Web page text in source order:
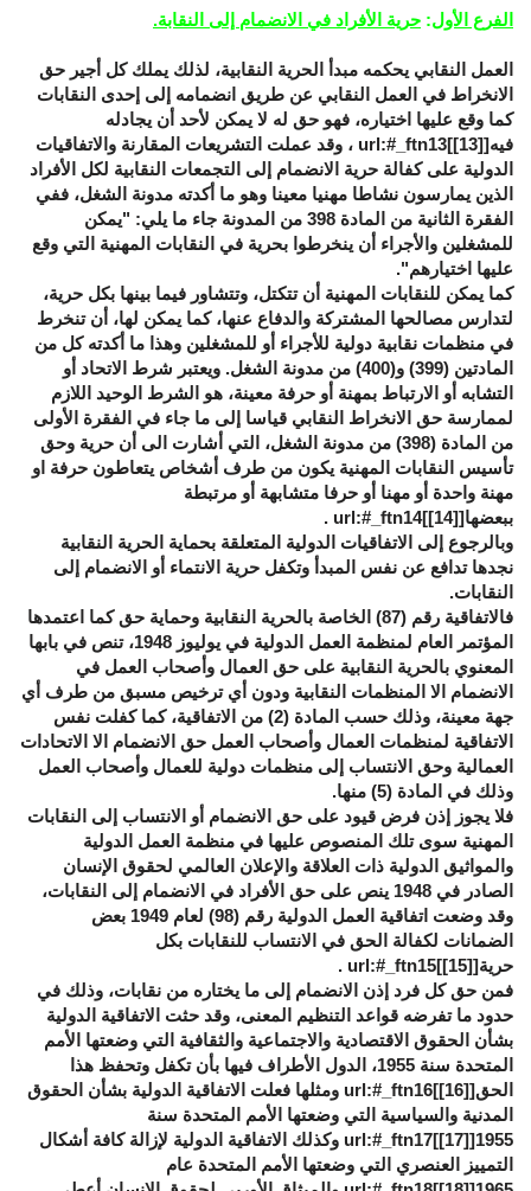
الفرع الأول: حرية الأفراد في الانضمام إلى النقابة.
العمل النقابي يحكمه مبدأ الحرية النقابية، لذلك يملك كل أجير حق
الانخراط في العمل النقابي عن طريق انضمامه إلى إحدى النقابات
كما وقع عليها اختياره، فهو حق له لا يمكن لأحد أن يجادله
فيه[[13]
]url:#_ftn13 ، وقد عملت التشريعات المقارنة والاتفاقيات
الدولية على كفالة حرية الانضمام إلى التجمعات النقابية لكل الأفراد
الذين يمارسون نشاطا مهنيا معينا وهو ما أكدته مدونة الشغل، ففي
الفقرة الثانية من المادة 398 من المدونة جاء ما يلي: "يمكن
للمشغلين والأجراء أن ينخرطوا بحرية في النقابات المهنية التي وقع
عليها اختيارهم".
كما يمكن للنقابات المهنية أن تتكتل، وتتشاور فيما بينها بكل حرية،
لتدارس مصالحها المشتركة والدفاع عنها، كما يمكن لها، أن تنخرط
في منظمات نقابية دولية للأجراء أو للمشغلين وهذا ما أكدته كل من
المادتين (399) و(400) من مدونة الشغل. ويعتبر شرط الاتحاد أو
التشابه أو الارتباط بمهنة أو حرفة معينة، هو الشرط الوحيد اللازم
لممارسة حق الانخراط النقابي قياسا إلى ما جاء في الفقرة الأولى
من المادة (398) من مدونة الشغل، التي أشارت الى أن حرية وحق
تأسيس النقابات المهنية يكون من طرف أشخاص يتعاطون حرفة او
مهنة واحدة أو مهنا أو حرفا متشابهة أو مرتبطة
ببعضها[[14]
]url:#_ftn14 .
وبالرجوع إلى الاتفاقيات الدولية المتعلقة بحماية الحرية النقابية
نجدها تدافع عن نفس المبدأ وتكفل حرية الانتماء أو الانضمام إلى
النقابات.
فالاتفاقية رقم (87) الخاصة بالحرية النقابية وحماية حق كما اعتمدها
المؤتمر العام لمنظمة العمل الدولية في يوليوز 1948، تنص في بابها
المعنوي بالحرية النقابية على حق العمال وأصحاب العمل في
الانضمام الا المنظمات النقابية ودون أي ترخيص مسبق من طرف أي
جهة معينة، وذلك حسب المادة (2) من الاتفاقية، كما كفلت نفس
الاتفاقية لمنظمات العمال وأصحاب العمل حق الانضمام الا الاتحادات
العمالية وحق الانتساب إلى منظمات دولية للعمال وأصحاب العمل
وذلك في المادة (5) منها.
فلا يجوز إذن فرض قيود على حق الانضمام أو الانتساب إلى النقابات
المهنية سوى تلك المنصوص عليها في منظمة العمل الدولية
والمواثيق الدولية ذات العلاقة والإعلان العالمي لحقوق الإنسان
الصادر في 1948 ينص على حق الأفراد في الانضمام إلى النقابات،
وقد وضعت اتفاقية العمل الدولية رقم (98) لعام 1949 بعض
الضمانات لكفالة الحق في الانتساب للنقابات بكل
حرية[[15]
]url:#_ftn15 .
فمن حق كل فرد إذن الانضمام إلى ما يختاره من نقابات، وذلك في
حدود ما تفرضه قواعد التنظيم المعنى، وقد حثت الاتفاقية الدولية
بشأن الحقوق الاقتصادية والاجتماعية والثقافية التي وضعتها الأمم
المتحدة سنة 1955، الدول الأطراف فيها بأن تكفل وتحفظ هذا
الحق[[16]
]url:#_ftn16 ومثلها فعلت الاتفاقية الدولية بشأن الحقوق
المدنية والسياسية التي وضعتها الأمم المتحدة سنة
1955[
[17]
]url:#_ftn17 وكذلك الاتفاقية الدولية لإزالة كافة أشكال
التمييز العنصري التي وضعتها الأمم المتحدة عام